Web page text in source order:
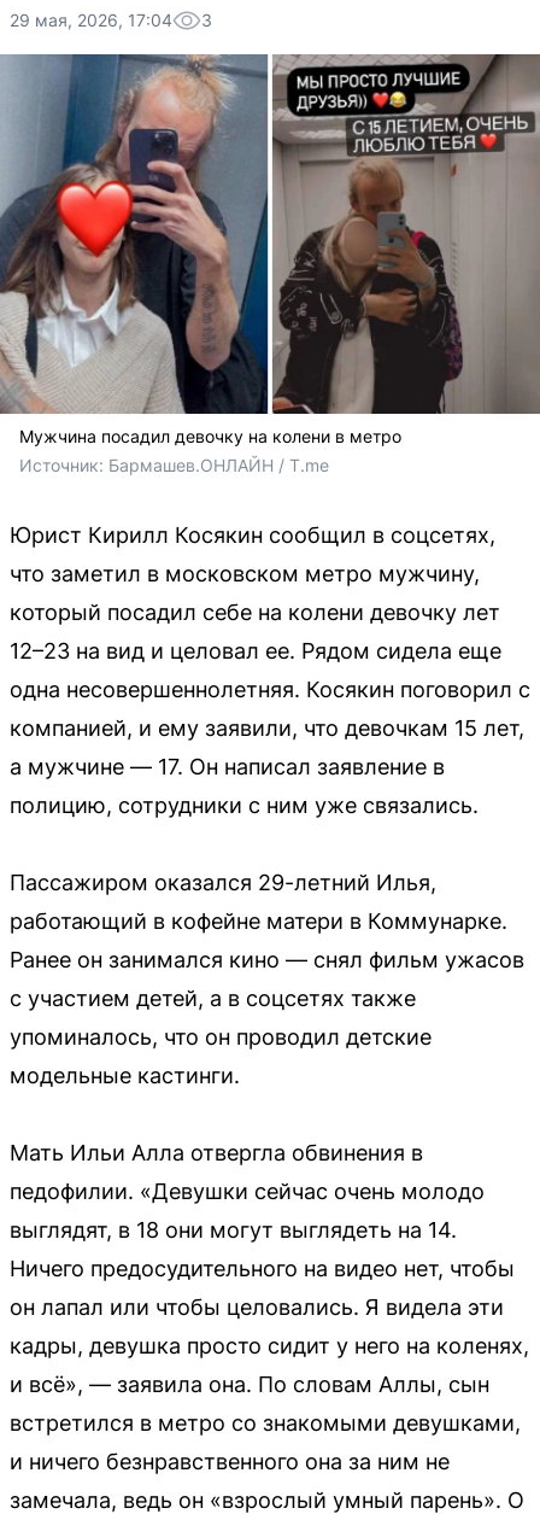
29 мая, 2026, 17:04 3
Мужчина посадил девочку на колени в метро
Источник: Бармашев.ОНЛАЙН / T.me
Юрист Кирилл Косякин сообщил в соцсетях,
что заметил в московском метро мужчину,
который посадил себе на колени девочку лет
12–23 на вид и целовал ее. Рядом сидела еще
одна несовершеннолетняя. Косякин поговорил с
компанией, и ему заявили, что девочкам 15 лет,
а мужчине — 17. Он написал заявление в
полицию, сотрудники с ним уже связались.
Пассажиром оказался 29-летний Илья,
работающий в кофейне матери в Коммунарке.
Ранее он занимался кино — снял фильм ужасов
с участием детей, а в соцсетях также
упоминалось, что он проводил детские
модельные кастинги.
Мать Ильи Алла отвергла обвинения в
педофилии. «Девушки сейчас очень молодо
выглядят, в 18 они могут выглядеть на 14.
Ничего предосудительного на видео нет, чтобы
он лапал или чтобы целовались. Я видела эти
кадры, девушка просто сидит у него на коленях,
и всё», — заявила она. По словам Аллы, сын
встретился в метро со знакомыми девушками,
и ничего безнравственного она за ним не
замечала, ведь он «взрослый умный парень». О